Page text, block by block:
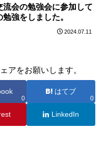
流会の勉強会に参加して
強をしました。
2024.07.11
アをお願いします。
0
はてブ
0
LinkedIn